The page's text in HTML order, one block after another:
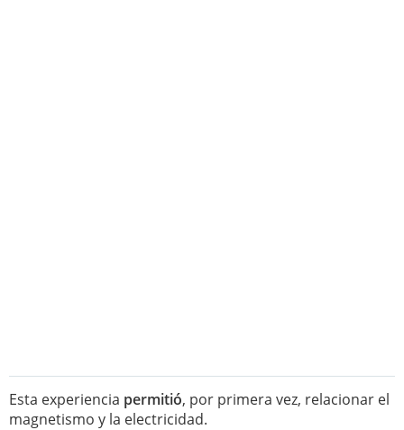
Esta experiencia permitió, por primera vez, relacionar el
magnetismo y la electricidad.